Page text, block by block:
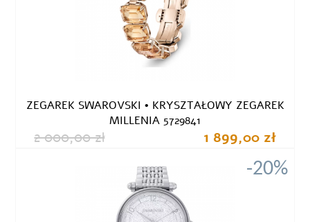
ZEGAREK SWAROVSKI • KRYSZTAŁOWY ZEGAREK
MILLENIA 5729841
2 000,00 zł 1 899,00 zł
-20%